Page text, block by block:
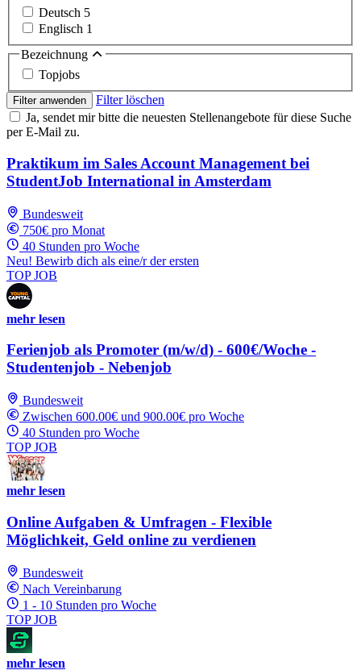
Deutsch 5
Englisch 1
Bezeichnung
Topjobs
Filter anwenden
Filter löschen
Ja, sendet mir bitte die neuesten Stellenangebote für diese Suche
per E-Mail zu.
Praktikum im Sales Account Management bei
StudentJob International in Amsterdam
Bundesweit
750€ pro Monat
40 Stunden pro Woche
Neu! Bewirb dich als eine/r der ersten
TOP JOB
mehr lesen
Ferienjob als Promoter (m/w/d) - 600€/Woche -
Studentenjob - Nebenjob
Bundesweit
Zwischen 600.00€ und 900.00€ pro Woche
40 Stunden pro Woche
TOP JOB
mehr lesen
Online Aufgaben & Umfragen - Flexible
Möglichkeit, Geld online zu verdienen
Bundesweit
Nach Vereinbarung
1 - 10 Stunden pro Woche
TOP JOB
mehr lesen